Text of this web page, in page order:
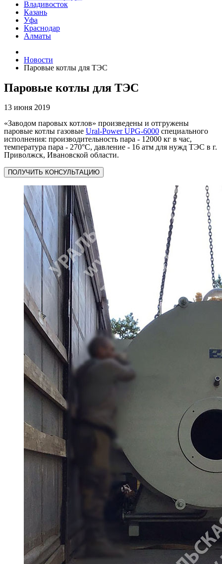
Владивосток
Казань
Уфа
Краснодар
Алматы
Новости
Паровые котлы для ТЭС
Паровые котлы для ТЭС
13 июня 2019
«Заводом паровых котлов» произведены и отгружены
паровые котлы газовые Ural-Power UPG-6000 специального
исполнения: производительность пара - 12000 кг в час,
температура пара - 270°C, давление - 16 атм для нужд ТЭС в г.
Приволжск, Ивановской области.
ПОЛУЧИТЬ КОНСУЛЬТАЦИЮ